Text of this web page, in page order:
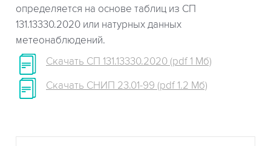
определяется на основе таблиц из СП
131.13330.2020 или натурных данных
метеонаблюдений.
Скачать СП 131.13330.2020 (pdf 1 Мб)
Скачать СНИП 23.01-99 (pdf 1.2 Мб)